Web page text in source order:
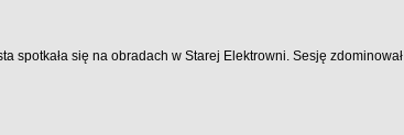
spotkała się na obradach w Starej Elektrowni. Sesję zdominował